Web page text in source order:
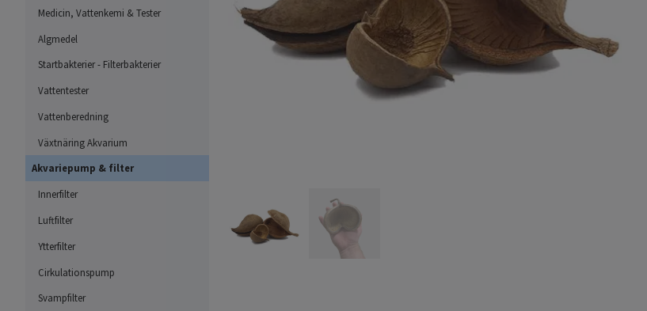
Medicin, Vattenkemi & Tester
Algmedel
Startbakterier - Filterbakterier
Vattentester
Vattenberedning
Växtnäring Akvarium
Akvariepump & filter
Innerfilter
Luftfilter
Ytterfilter
Cirkulationspump
Svampfilter